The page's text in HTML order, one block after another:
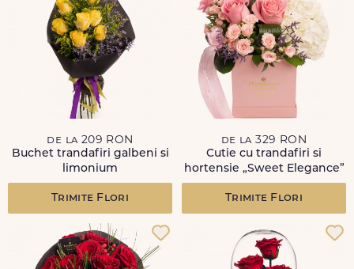
de la 209 RON
Buchet trandafiri galbeni si
limonium
Trimite Flori
de la 329 RON
Cutie cu trandafiri si
hortensie „Sweet Elegance”
Trimite Flori